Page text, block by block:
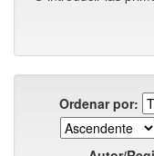
Ordenar por: